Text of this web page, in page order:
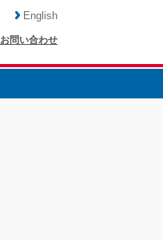
お問い合わせ
English